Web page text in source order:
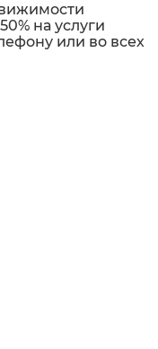
на услуги
или во всех